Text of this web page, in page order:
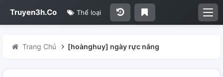
Truyen3h.Co Thể loại
Trang Chủ [hoànghuy] ngày rực nắng